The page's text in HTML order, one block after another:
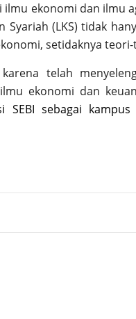
ekonomi dan ilmu
Syariah (LKS) tidak
setidaknya
telah
ekonomi dan
SEBI sebagai kampus